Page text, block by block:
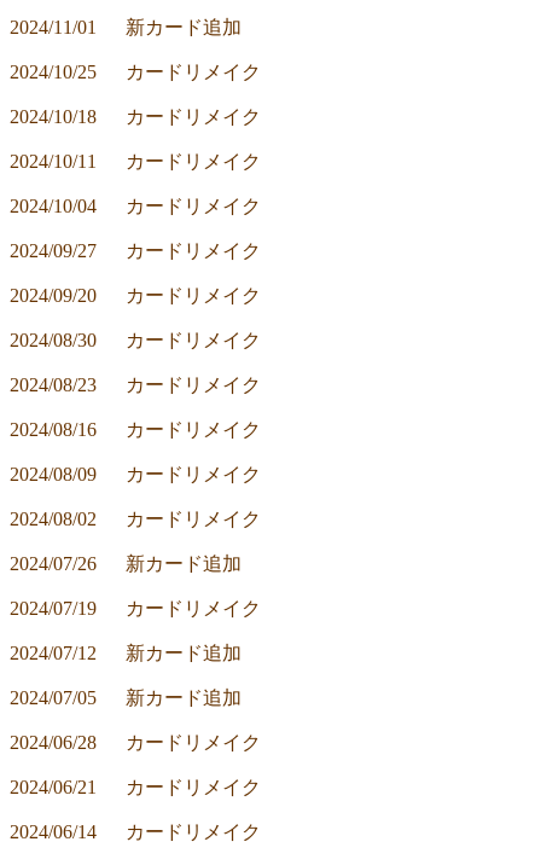
2024/11/01	新カード追加
2024/10/25	カードリメイク
2024/10/18	カードリメイク
2024/10/11	カードリメイク
2024/10/04	カードリメイク
2024/09/27	カードリメイク
2024/09/20	カードリメイク
2024/08/30	カードリメイク
2024/08/23	カードリメイク
2024/08/16	カードリメイク
2024/08/09	カードリメイク
2024/08/02	カードリメイク
2024/07/26	新カード追加
2024/07/19	カードリメイク
2024/07/12	新カード追加
2024/07/05	新カード追加
2024/06/28	カードリメイク
2024/06/21	カードリメイク
2024/06/14	カードリメイク